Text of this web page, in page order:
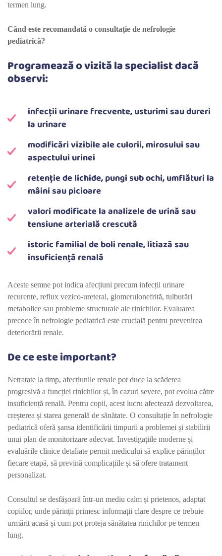
termen lung.
Când este recomandată o consultație de nefrologie
pediatrică?
Programează o vizită la specialist dacă
observi:
infecții urinare frecvente, usturimi sau dureri
la urinare
modificări vizibile ale culorii, mirosului sau
aspectului urinei
retenție de lichide, pungi sub ochi, umflături la
mâini sau picioare
valori modificate la analizele de urină sau
tensiune arterială crescută
istoric familial de boli renale, litiază sau
insuficiență renală
Aceste semne pot indica afecțiuni precum infecții urinare
recurente, reflux vezico-ureteral, glomerulonefrită, tulburări
metabolice sau probleme structurale ale rinichilor. Evaluarea
precoce în nefrologie pediatrică este crucială pentru prevenirea
deteriorării renale.
De ce este important?
Netratate la timp, afecțiunile renale pot duce la scăderea
progresivă a funcției rinichilor și, în cazuri severe, pot evolua către
insuficiență renală. Pentru copii, acest lucru afectează dezvoltarea,
creșterea și starea generală de sănătate. O consultație în nefrologie
pediatrică oferă șansa identificării timpurii a problemei și stabilirii
unui plan de monitorizare adecvat. Investigațiile moderne și
evaluările clinice detaliate permit medicului să explice părinților
fiecare etapă, să prevină complicațiile și să ofere tratament
personalizat.
Consultul se desfășoară într-un mediu calm și prietenos, adaptat
copiilor, unde părinții primesc informații clare despre ce trebuie
urmărit acasă și cum pot proteja sănătatea rinichilor pe termen
lung.